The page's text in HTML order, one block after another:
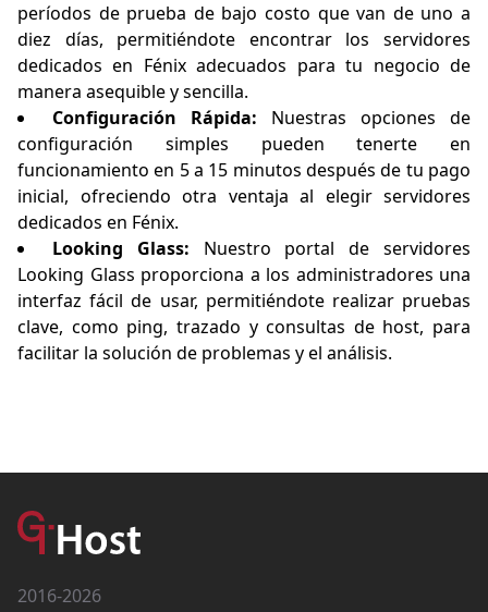
períodos de prueba de bajo costo que van de uno a
diez días, permitiéndote encontrar los servidores
dedicados en Fénix adecuados para tu negocio de
manera asequible y sencilla.
Configuración Rápida: Nuestras opciones de
configuración simples pueden tenerte en
funcionamiento en 5 a 15 minutos después de tu pago
inicial, ofreciendo otra ventaja al elegir servidores
dedicados en Fénix.
Looking Glass: Nuestro portal de servidores
Looking Glass proporciona a los administradores una
interfaz fácil de usar, permitiéndote realizar pruebas
clave, como ping, trazado y consultas de host, para
facilitar la solución de problemas y el análisis.
2016-2026